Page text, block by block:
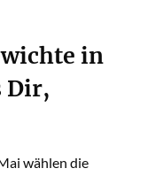
in
Dir,
wählen die